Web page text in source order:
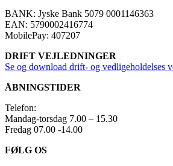
BANK: Jyske Bank 5079 0001146363​
EAN: 5790002416774
MobilePay: 407207​
DRIFT VEJLEDNINGER
Se og download drift- og vedligeholdelses
ÅBNINGSTIDER
Telefon:
Mandag-torsdag 7.00 – 15.30
Fredag 07.00 -14.00
FØLG OS